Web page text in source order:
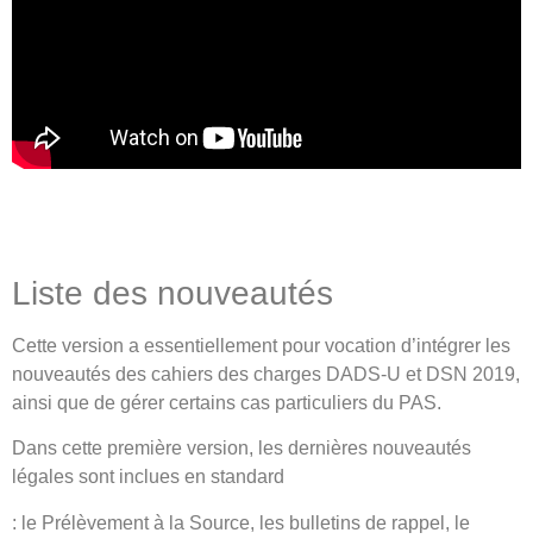
Liste des nouveautés
Cette version a essentiellement pour vocation d’intégrer les
nouveautés des cahiers des charges DADS-U et DSN 2019,
ainsi que de gérer certains cas particuliers du PAS.
Dans cette première version, les dernières nouveautés
légales sont inclues en standard
: le Prélèvement à la Source, les bulletins de rappel, le